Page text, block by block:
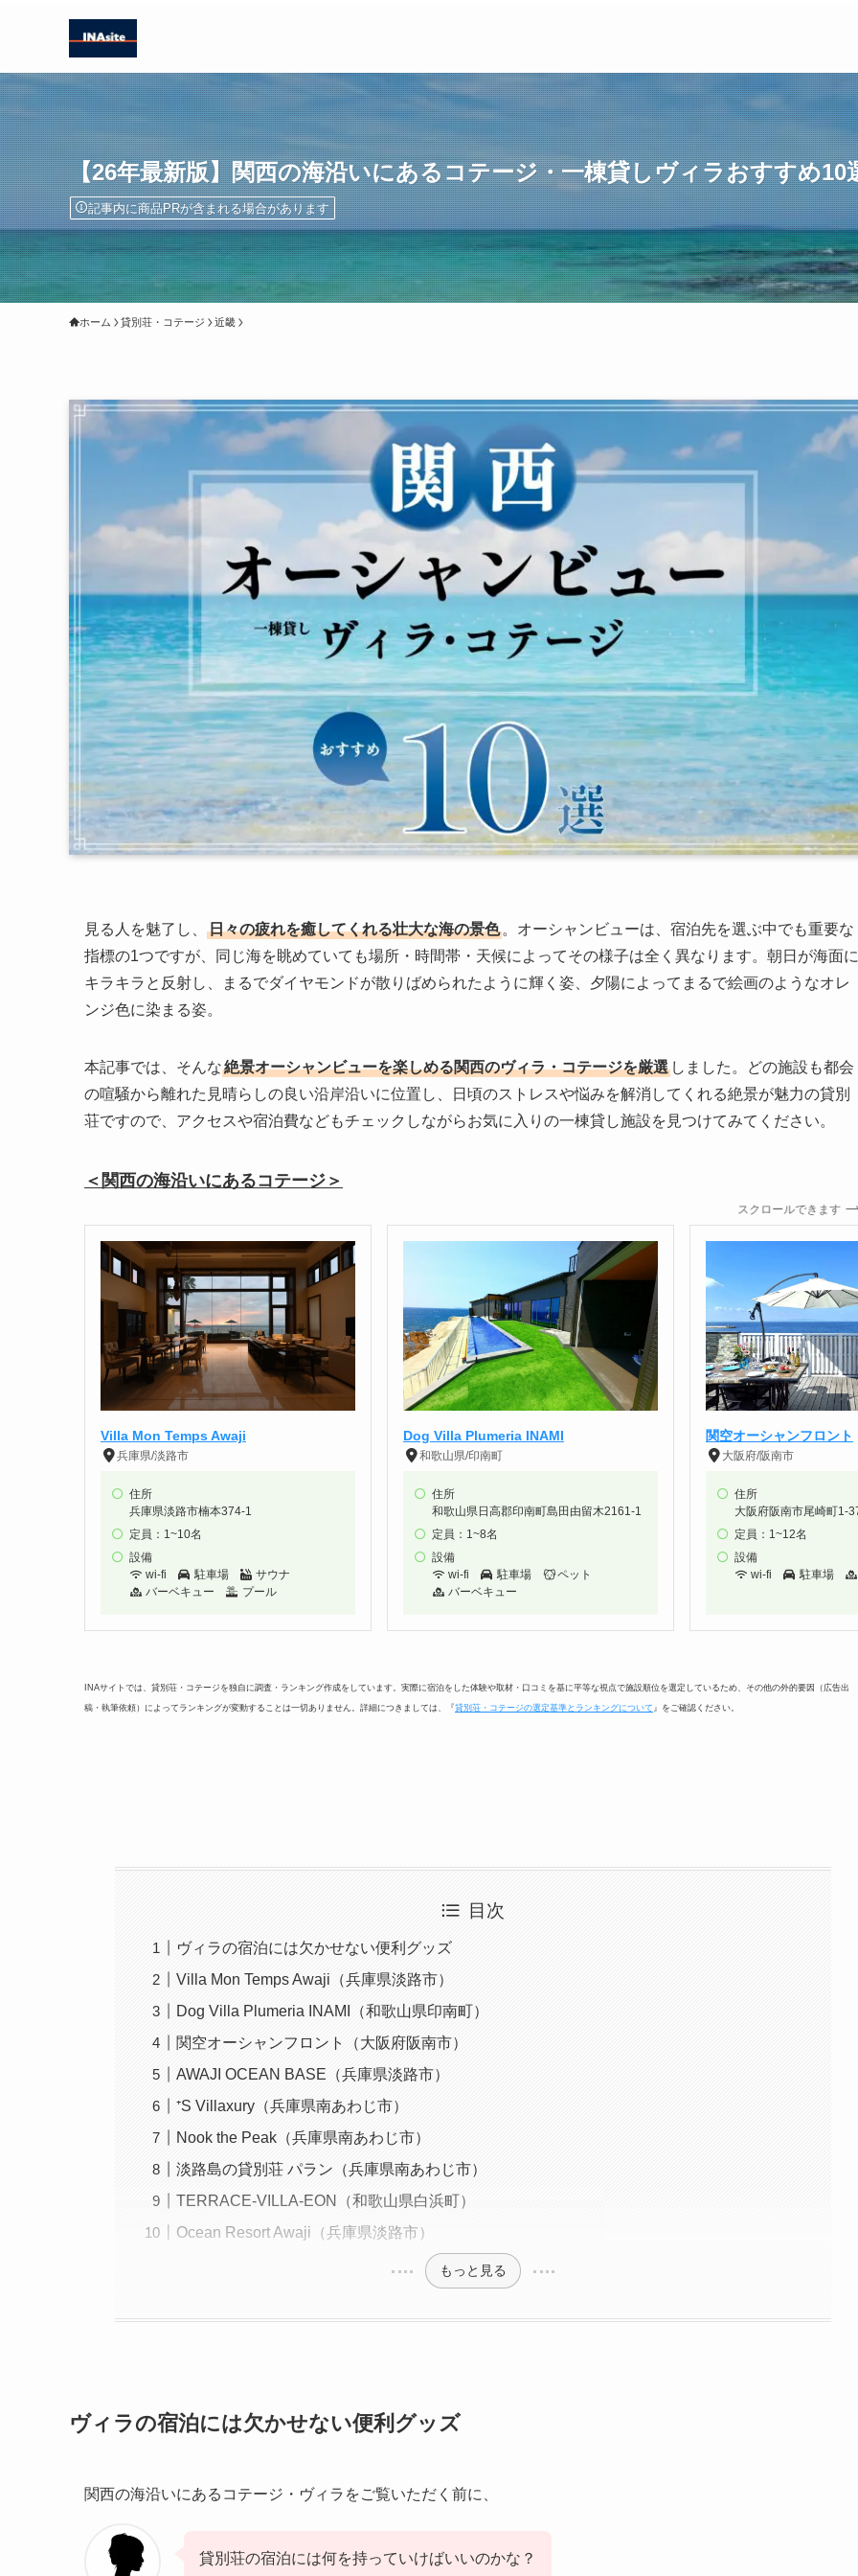
【26年最新版】関西の海沿いにあるコテージ・一棟貸しヴィラおすすめ10
記事内に商品PRが含まれる場合があります
ホーム 貸別荘・コテージ 近畿
見る人を魅了し、 日々の疲れを癒してくれる壮大な海の景色 。オーシャンビューは、宿泊先を選ぶ中でも重要な
指標の1つですが、同じ海を眺めていても場所・時間帯・天候によってその様子は全く異なります。朝日が海面に
キラキラと反射し、まるでダイヤモンドが散りばめられたように輝く姿、夕陽によってまるで絵画のようなオレ
ンジ色に染まる姿。
本記事では、そんな絶景オーシャンビューを楽しめる関西のヴィラ・コテージを厳選 しました。どの施設も都会
の喧騒から離れた見晴らしの良い沿岸沿いに位置し、日頃のストレスや悩みを解消してくれる絶景が魅力の貸別
荘ですので、アクセスや宿泊費などもチェックしながらお気に入りの一棟貸し施設を見つけてみてください。
＜関西の海沿いにあるコテージ＞
スクロールできます
Villa Mon Temps Awaji
兵庫県/淡路市
住所
兵庫県淡路市楠本374-1
定員：1~10名
設備
wi-fi
駐車場
サウナ
バーベキュー
プール
Dog Villa Plumeria INAMI
和歌山県/印南町
住所
和歌山県日高郡印南町島田由留木2161-1
定員：1~8名
設備
wi-fi
駐車場 ペット
バーベキュー
関空オーシャンフロント
大阪府/阪南市
住所
大阪府阪南市尾崎
定員：1~12名
設備
wi-fi
駐車場
INAサイトでは、貸別荘・コテージを独自に調査・ランキング作成をしています。実際に宿泊をした体験や取材・口コミを基に平等な視点で施設順位を選定しているため、その他の外的要因（広告出
稿・執筆依頼）によってランキングが変動することは一切ありません。詳細につきましては、『貸別荘・コテージの選定基準とランキングについて 』をご確認ください。
目次
ヴィラの宿泊には欠かせない便利グッズ
Villa Mon Temps Awaji（兵庫県淡路市）
Dog Villa Plumeria INAMI（和歌山県印南町）
関空オーシャンフロント（大阪府阪南市）
AWAJI OCEAN BASE（兵庫県淡路市）
⁺S Villaxury（兵庫県南あわじ市）
Nook the Peak（兵庫県南あわじ市）
淡路島の貸別荘 パラン（兵庫県南あわじ市）
TERRACE-VILLA-EON（和歌山県白浜町）
Ocean Resort Awaji（兵庫県淡路市）
もっと見る
ヴィラの宿泊には欠かせない便利グッズ
関西の海沿いにあるコテージ・ヴィラをご覧いただく前に、
貸別荘の宿泊には何を持っていけばいいのかな？